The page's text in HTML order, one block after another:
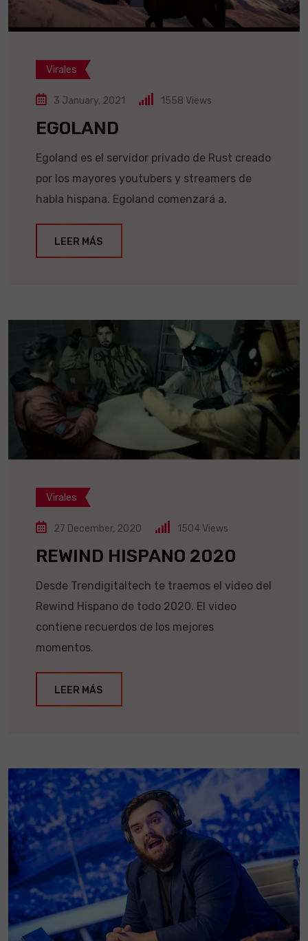
Virales
3 January, 2021 1558 Views
EGOLAND
Egoland es el servidor privado de Rust creado
por los mayores youtubers y streamers de
habla hispana. Egoland comenzará a.
LEER MÁS
Virales
27 December, 2020 1504 Views
REWIND HISPANO 2020
Desde Trendigitaltech te traemos el video del
Rewind Hispano de todo 2020. El video
contiene recuerdos de los mejores
momentos.
LEER MÁS